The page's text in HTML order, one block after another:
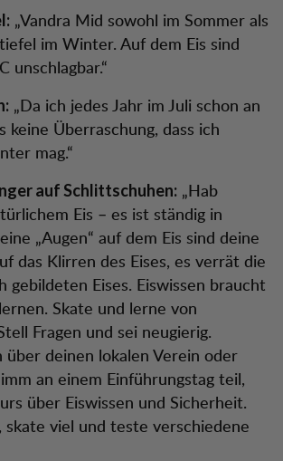
„Vandra Mid sowohl im Sommer als
im Winter. Auf dem Eis sind
unschlagbar.“
„Da ich jedes Jahr im Juli schon an
keine Überraschung, dass ich
mag.“
auf Schlittschuhen: „Hab
Eis – es ist ständig in
„Augen“ auf dem Eis sind deine
das Klirren des Eises, es verrät die
gebildeten Eises. Eiswissen braucht
Skate und lerne von
Fragen und sei neugierig.
deinen lokalen Verein oder
an einem Einführungstag teil,
über Eiswissen und Sicherheit.
skate viel und teste verschiedene